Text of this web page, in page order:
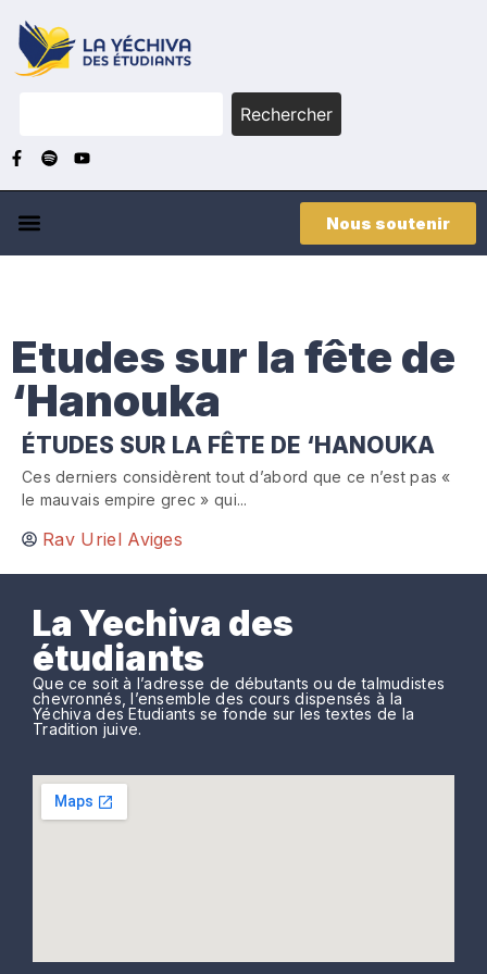
Rechercher
Nous soutenir
Etudes sur la fête de
‘Hanouka
ÉTUDES SUR LA FÊTE DE ‘HANOUKA
Ces derniers considèrent tout d’abord que ce n’est pas «
le mauvais empire grec » qui...
Rav Uriel Aviges
La Yechiva des
étudiants
Que ce soit à l’adresse de débutants ou de talmudistes
chevronnés, l’ensemble des cours dispensés à la
Yéchiva des Etudiants se fonde sur les textes de la
Tradition juive.